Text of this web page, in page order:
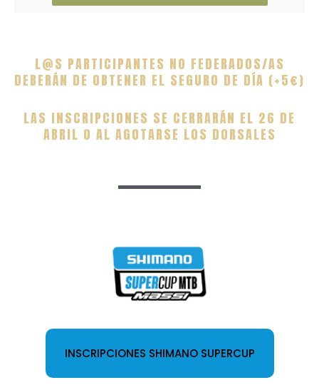
L@S PARTICIPANTES NO FEDERADOS/AS
DEBERÁN DE OBTENER EL SEGURO DE DÍA (+5€)
LAS INSCRIPCIONES SE CERRARÁN EL 26 DE
ABRIL O AL AGOTARSE LOS DORSALES
INSCRIPCIONES SHIMANO SUPERCUP